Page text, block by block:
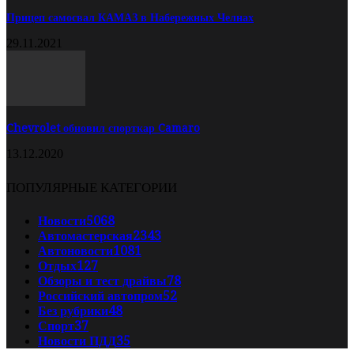
Прицеп самосвал КАМАЗ в Набережных Челнах
29.11.2021
Chevrolet обновил спорткар Camaro
13.12.2020
ПОПУЛЯРНЫЕ КАТЕГОРИИ
Новости5068
Автомастерская2343
Автоновости1081
Отдых127
Обзоры и тест драйвы78
Российский автопром52
Без рубрики48
Спорт37
Новости ПДД35